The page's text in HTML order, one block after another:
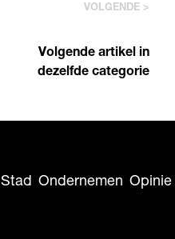
VOLGENDE >
Volgende artikel in
dezelfde categorie
Stad Ondernemen Opinie